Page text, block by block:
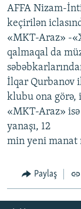
QANUNI DOĞRU
ARAŞDIRMA
MULTIMEDIA
VIDEO
FOTOQALEREYA
İNFOQRAFIKA
KARIKATURA
RADIO ARXIV
OXU ZALI
AZƏRBAYCAN
İSLAM VƏ
HAQQIMIZDA
MISSIYAMIZ
PEŞƏ ETIKASI VƏ
AZADLIQRADIOSU
BIZI IZLƏ
RFE/RL-in
AFFA Nizam-
keçirilən
«MKT-Araz» -
qalmaqal da
İlqar Qurbanov
klubu ona görə,
«MKT-Araz»
yanaşı, 12
min yeni manat
Paylaş